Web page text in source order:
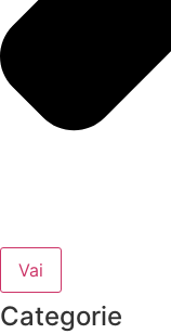
Vai
Categorie